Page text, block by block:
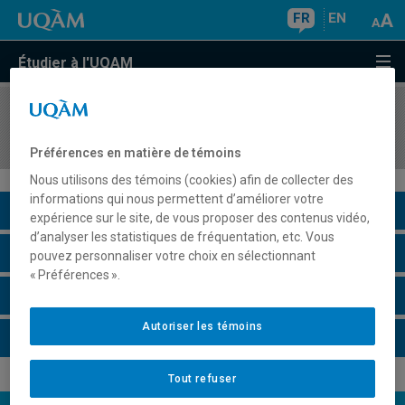
FR EN
Étudier à l'UQAM
COURS//
Description du cours
Horaire - Été 2026
Préférences en matière de témoins
Nous utilisons des témoins (cookies) afin de collecter des
informations qui nous permettent d’améliorer votre
expérience sur le site, de vous proposer des contenus vidéo,
d’analyser les statistiques de fréquentation, etc. Vous
pouvez personnaliser votre choix en sélectionnant
« Préférences ».
Tout refuser
Autoriser les témoins